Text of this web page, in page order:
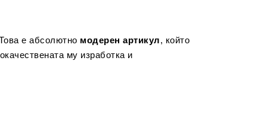
е абсолютно модерен артикул, който
му изработка и